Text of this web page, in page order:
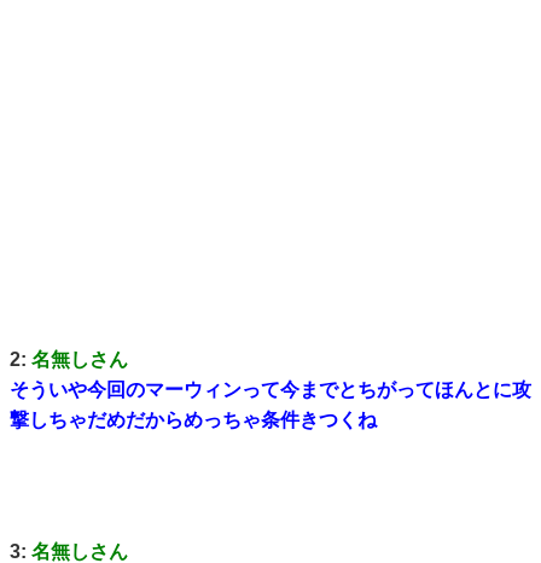
2: 名無しさん
そういや今回のマーウィンって今までとちがってほんとに攻
撃しちゃだめだからめっちゃ条件きつくね
3: 名無しさん